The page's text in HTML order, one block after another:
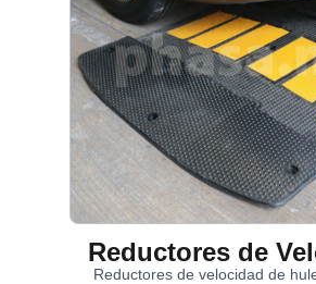
Reductores de
Reductores de velocidad de